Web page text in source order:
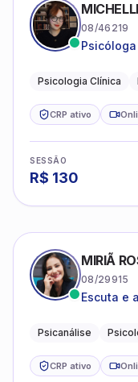
08/46219
Psicologia Clínica
CRP ativo
SESSÃO
R$ 130
MIRIÃ
08/29915
Escuta e
Psicanálise
CRP ativo